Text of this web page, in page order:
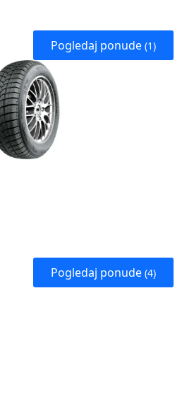
Pogledaj ponude (1)
Pogledaj ponude (4)